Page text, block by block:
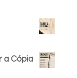
a Cópia